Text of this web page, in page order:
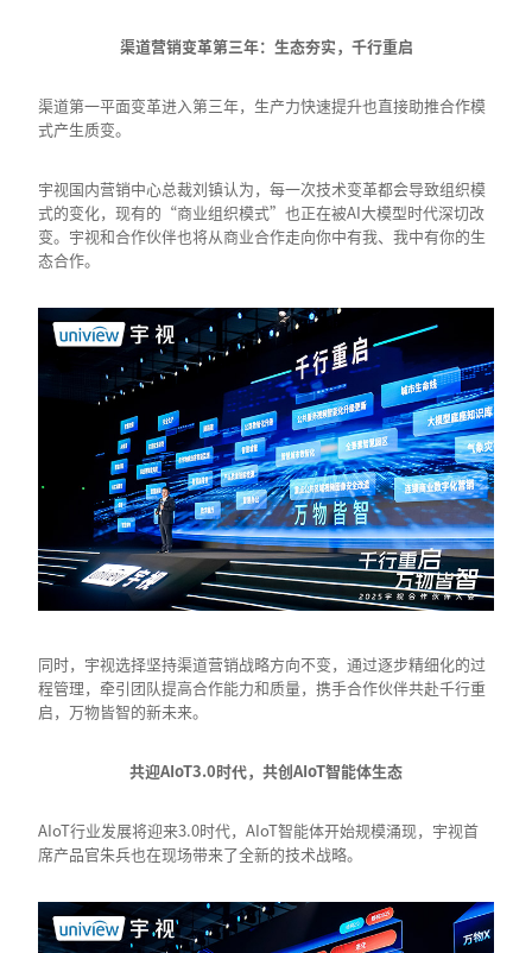
渠道营销变革第三年：生态夯实，千行重启
渠道第一平面变革进入第三年，生产力快速提升也直接助推合作模
式产生质变。
宇视国内营销中心总裁刘镇认为，每一次技术变革都会导致组织模
式的变化，现有的“商业组织模式”也正在被AI大模型时代深切改
变。宇视和合作伙伴也将从商业合作走向你中有我、我中有你的生
态合作。
同时，宇视选择坚持渠道营销战略方向不变，通过逐步精细化的过
程管理，牵引团队提高合作能力和质量，携手合作伙伴共赴千行重
启，万物皆智的新未来。
共迎AIoT3.0时代，共创AIoT智能体生态
AIoT行业发展将迎来3.0时代，AIoT智能体开始规模涌现，宇视首
席产品官朱兵也在现场带来了全新的技术战略。